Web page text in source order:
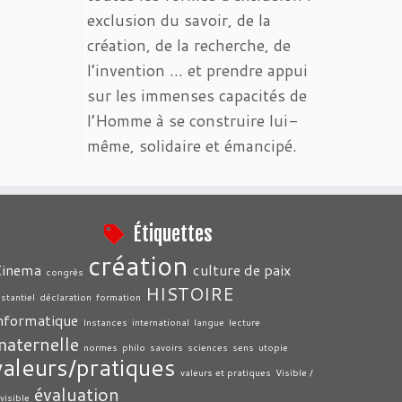
exclusion du savoir, de la
création, de la recherche, de
l’invention … et prendre appui
sur les immenses capacités de
l’Homme à se construire lui-
même, solidaire et émancipé.
Étiquettes
congrès création culture de paix
déclaration formation HISTOIRE
Instances international langue lecture
normes philo savoirs sciences sens utopie
pratiques valeurs et pratiques Visible /
évaluation